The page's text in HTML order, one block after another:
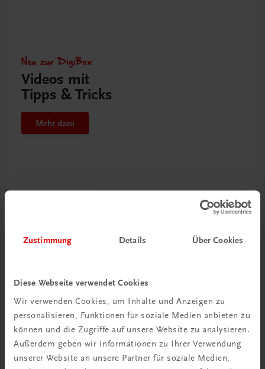
Zustimmung Details Über Cookies
Diese Webseite verwendet Cookies
Wir verwenden Cookies, um Inhalte und Anzeigen zu
personalisieren, Funktionen für soziale Medien anbieten zu
können und die Zugriffe auf unsere Website zu analysieren.
Außerdem geben wir Informationen zu Ihrer Verwendung
unserer Website an unsere Partner für soziale Medien,
Neu zur DigiBox
Videos mit
Tipps & Tricks
Mehr dazu